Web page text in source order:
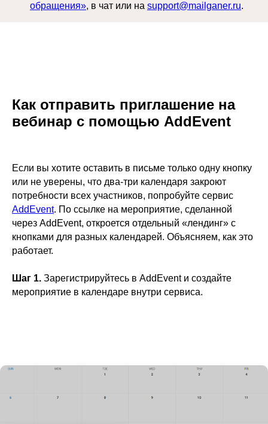
обращения», в чат или на support@mailganer.ru.
Как отправить приглашение на
вебинар с помощью AddEvent
Если вы хотите оставить в письме только одну кнопку
или не уверены, что два-три календаря закроют
потребности всех участников, попробуйте сервис
AddEvent. По ссылке на мероприятие, сделанной
через AddEvent, откроется отдельный «лендинг» с
кнопками для разных календарей. Объясняем, как это
работает.
Шаг 1. Зарегистрируйтесь в AddEvent и создайте
мероприятие в календаре внутри сервиса.